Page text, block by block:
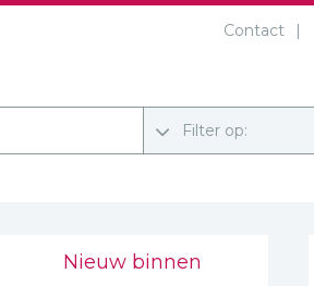
Contact
Filter op:
Nieuw binnen